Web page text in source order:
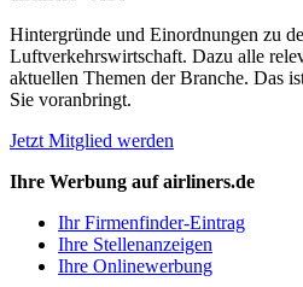
Hintergründe und Einordnungen zu
Luftverkehrswirtschaft. Dazu alle
aktuellen Themen der Branche. Das
Sie voranbringt.
Jetzt Mitglied werden
Ihre Werbung auf airliners.de
Ihr Firmenfinder-Eintrag
Ihre Stellenanzeigen
Ihre Onlinewerbung